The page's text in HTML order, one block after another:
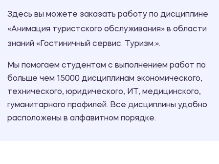
Здесь вы можете заказать работу по дисциплине
«Анимация туристского обслуживания» в области
знаний «Гостиничный сервис. Туризм.».
Мы помогаем студентам с выполнением работ по
больше чем 15000 дисциплинам экономического,
технического, юридического, ИТ, медицинского,
гуманитарного профилей. Все дисциплины удобно
расположены в алфавитном порядке.